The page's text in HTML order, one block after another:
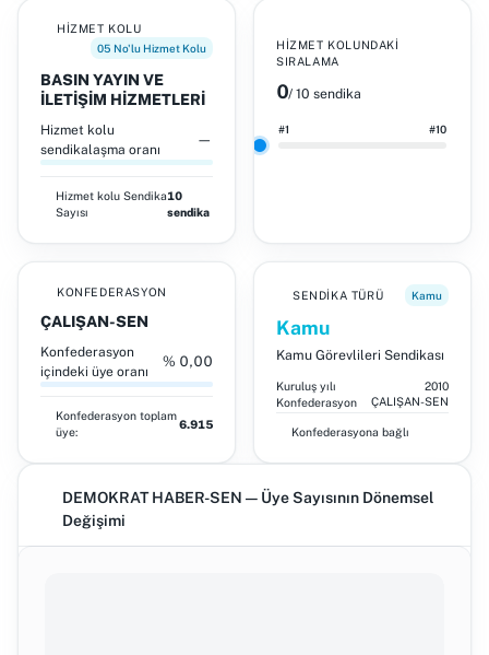
HIZMET KOLU
05 No'lu Hizmet Kolu
BASIN YAYIN VE
İLETİŞİM HİZMETLERİ
Hizmet kolu
sendikalaşma oranı
—
Hizmet kolu Sendika
Sayısı
10
sendika
HIZMET KOLUNDAKI
SIRALAMA
0/ 10 sendika
#1 #10
KONFEDERASYON
ÇALIŞAN-SEN
Konfederasyon
içindeki üye oranı
% 0,00
Konfederasyon toplam
üye:
6.915
SENDIKA TÜRÜ Kamu
Kamu
Kamu Görevlileri Sendikası
Kuruluş yılı
2010
Konfederasyon
ÇALIŞAN-SEN
Konfederasyona bağlı
DEMOKRAT HABER-SEN — Üye Sayısının Dönemsel
Değişimi